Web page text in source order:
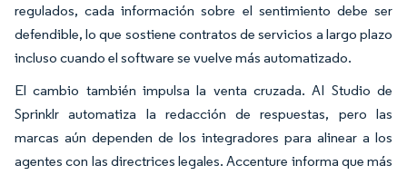
regulados, cada información sobre el sentimiento debe ser
defendible, lo que sostiene contratos de servicios a largo plazo
incluso cuando el software se vuelve más automatizado.
El cambio también impulsa la venta cruzada. AI Studio de
Sprinklr automatiza la redacción de respuestas, pero las
marcas aún dependen de los integradores para alinear a los
agentes con las directrices legales. Accenture informa que más